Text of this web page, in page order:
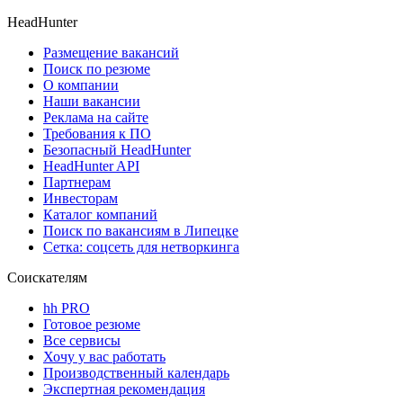
HeadHunter
Размещение вакансий
Поиск по резюме
О компании
Наши вакансии
Реклама на сайте
Требования к ПО
Безопасный HeadHunter
HeadHunter API
Партнерам
Инвесторам
Каталог компаний
Поиск по вакансиям в Липецке
Сетка: соцсеть для нетворкинга
Соискателям
hh PRO
Готовое резюме
Все сервисы
Хочу у вас работать
Производственный календарь
Экспертная рекомендация